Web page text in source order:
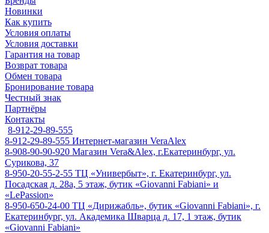
Новинки
Как купить
Условия оплаты
Условия доставки
Гарантия на товар
Возврат товара
Обмен товара
Бронирование товара
Честный знак
Партнёры
Контакты
8-912-29-89-555
8-912-29-89-555 Интернет-магазин VeraAlex
8-908-90-90-920 Магазин Vera&Alex, г.Екатеринбург, ул.
Сурикова, 37
8-950-20-55-2-55 ТЦ «Универбыт», г. Екатеринбург, ул.
Посадская д. 28а, 5 этаж, бутик «Giovanni Fabiani» и
«LePassion»
8-950-650-24-00 ТЦ «Дирижабль», бутик «Giovanni Fabiani», г.
Екатеринбург, ул. Академика Шварца д. 17, 1 этаж, бутик
«Giovanni Fabiani»